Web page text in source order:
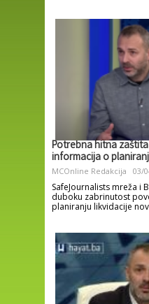
Potrebna hitna
informacija o
MCOnline Redakcija 03/
SafeJournalists mreža i
duboku zabrinutost
planiranju likvidacije